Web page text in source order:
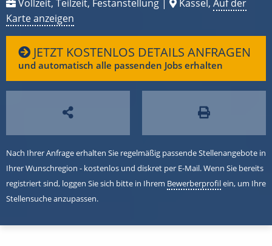
Vollzeit, Teilzeit, Festanstellung | Kassel, Auf der
Karte anzeigen
JETZT KOSTENLOS DETAILS ANFRAGEN
und automatisch alle passenden Jobs erhalten
Nach Ihrer Anfrage erhalten Sie regelmäßig passende Stellenangebote in
Ihrer Wunschregion - kostenlos und diskret per E-Mail. Wenn Sie bereits
registriert sind, loggen Sie sich bitte in Ihrem Bewerberprofilein, um Ihre
Stellensuche anzupassen.